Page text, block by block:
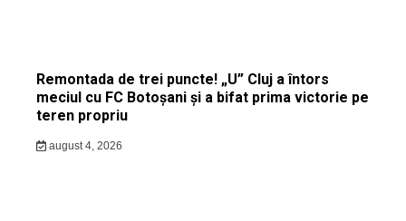
Remontada de trei puncte! „U” Cluj a întors
meciul cu FC Botoșani și a bifat prima victorie pe
teren propriu
august 4, 2026